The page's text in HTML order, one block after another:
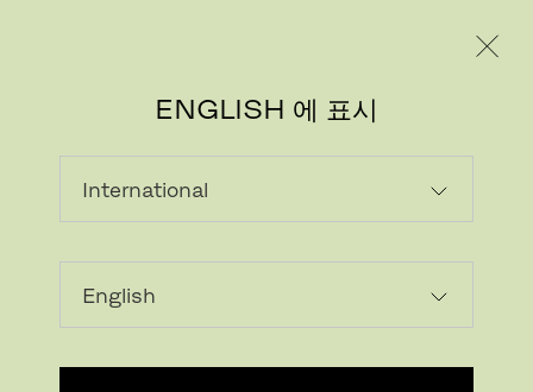
ENGLISH 에 표시
다운로드